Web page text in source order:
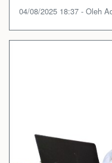
04/08/2025 18:37 - Oleh